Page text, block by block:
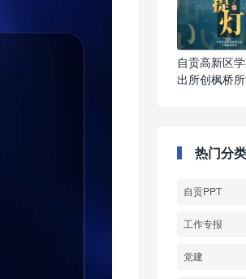
自贡高新区
出所创枫桥
热门分类
自贡PPT
工作专报
党建